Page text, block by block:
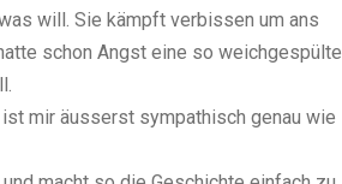
will. Sie kämpft verbissen um ans
schon Angst eine so weichgespülte
ist mir äusserst sympathisch genau wie